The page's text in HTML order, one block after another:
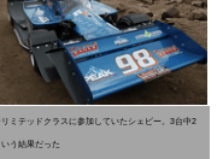
リミテッドクラスに参加していたシェビー。3台中2
いう結果だった